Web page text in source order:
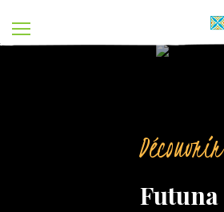
Découvrir
Futuna